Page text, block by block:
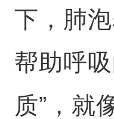
下，肺
帮助呼
质”，就